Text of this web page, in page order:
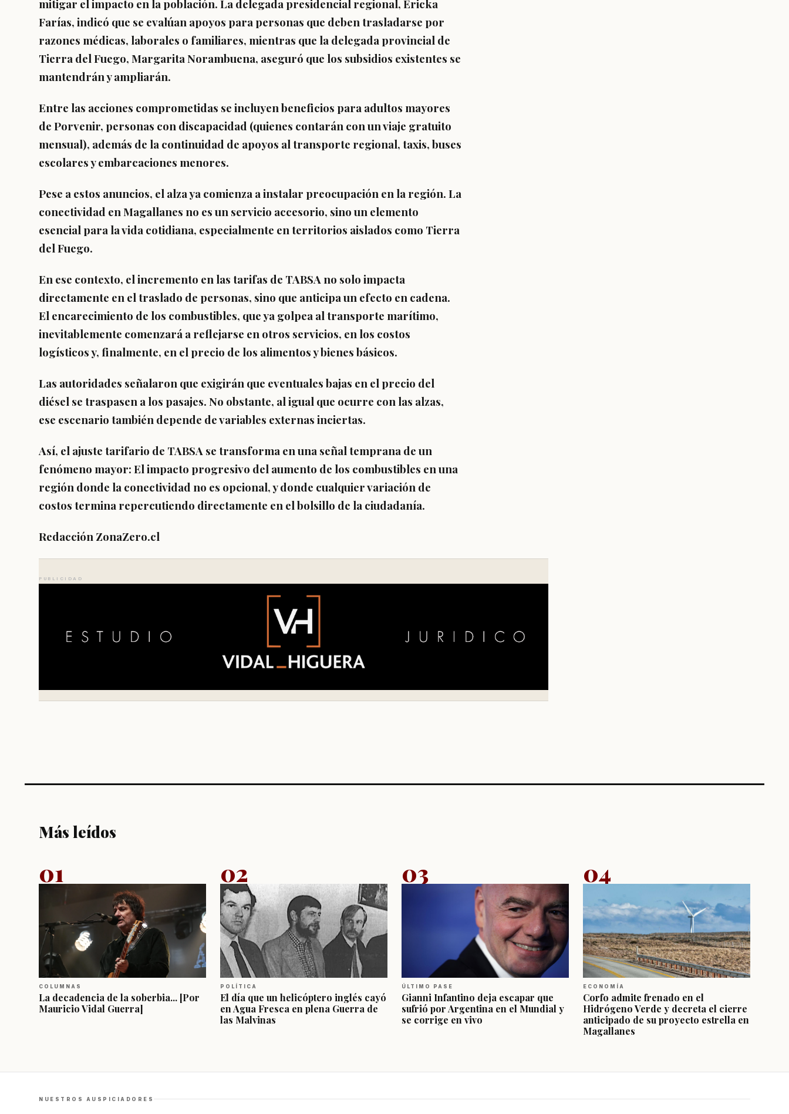
mitigar el impacto en la población. La delegada presidencial regional, Ericka
Farías, indicó que se evalúan apoyos para personas que deben trasladarse por
razones médicas, laborales o familiares, mientras que la delegada provincial de
Tierra del Fuego, Margarita Norambuena, aseguró que los subsidios existentes se
mantendrán y ampliarán.
Entre las acciones comprometidas se incluyen beneficios para adultos mayores
de Porvenir, personas con discapacidad (quienes contarán con un viaje gratuito
mensual), además de la continuidad de apoyos al transporte regional, taxis, buses
escolares y embarcaciones menores.
Pese a estos anuncios, el alza ya comienza a instalar preocupación en la región. La
conectividad en Magallanes no es un servicio accesorio, sino un elemento
esencial para la vida cotidiana, especialmente en territorios aislados como Tierra
del Fuego.
En ese contexto, el incremento en las tarifas de TABSA no solo impacta
directamente en el traslado de personas, sino que anticipa un efecto en cadena.
El encarecimiento de los combustibles, que ya golpea al transporte marítimo,
inevitablemente comenzará a reflejarse en otros servicios, en los costos
logísticos y, finalmente, en el precio de los alimentos y bienes básicos.
Las autoridades señalaron que exigirán que eventuales bajas en el precio del
diésel se traspasen a los pasajes. No obstante, al igual que ocurre con las alzas,
ese escenario también depende de variables externas inciertas.
Así, el ajuste tarifario de TABSA se transforma en una señal temprana de un
fenómeno mayor: El impacto progresivo del aumento de los combustibles en una
región donde la conectividad no es opcional, y donde cualquier variación de
costos termina repercutiendo directamente en el bolsillo de la ciudadanía.
Redacción ZonaZero.cl
PUBLICIDAD
Más leídos
01
COLUMNAS
La decadencia de la soberbia... [Por
Mauricio Vidal Guerra]
02
POLÍTICA
El día que un helicóptero inglés cayó
en Agua Fresca en plena Guerra de
las Malvinas
03
ÚLTIMO PASE
Gianni Infantino deja escapar que
sufrió por Argentina en el Mundial y
se corrige en vivo
04
ECONOMÍA
Corfo admite frenado en el
Hidrógeno Verde y decreta el cierre
anticipado de su proyecto estrella en
Magallanes
NUESTROS AUSPICIADORES